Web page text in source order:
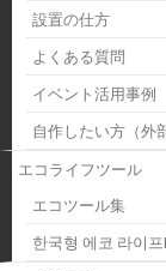
設置の仕方
よくある質問
イベント活用事例
自作したい方（外
エコライフツール
エコツール集
한국형 에코 라이